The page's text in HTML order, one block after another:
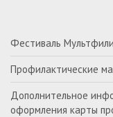
Фестиваль
Профилактические
Дополнительное
оформления карты